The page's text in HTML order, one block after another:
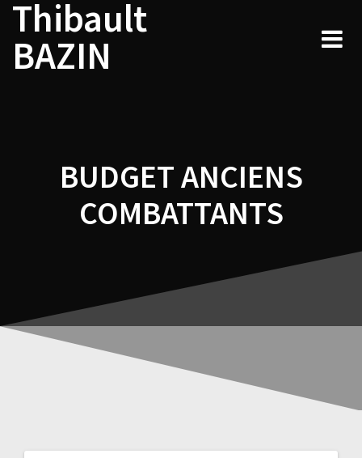
Skip
content
Thibault
BAZIN
BUDGET ANCIENS
COMBATTANTS
Navigation
de